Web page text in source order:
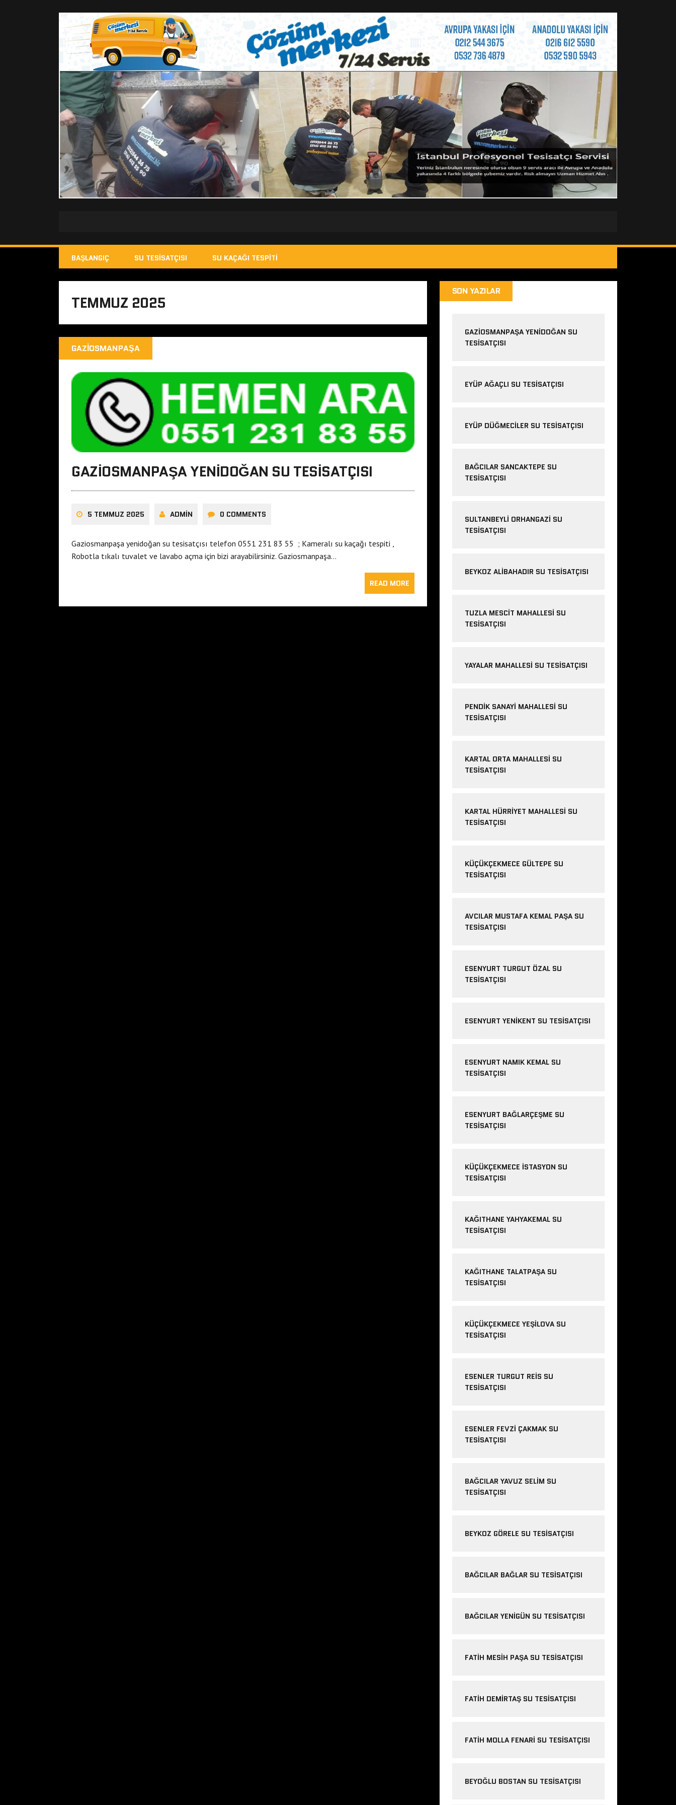
BAŞLANGIÇ SU TESISATÇISI SU KAÇAĞI TESPITI
TEMMUZ 2025
GAZIOSMANPAŞA
GAZIOSMANPAŞA YENIDOĞAN SU TESISATÇISI
5 TEMMUZ 2025 ADMIN 0 COMMENTS
Gaziosmanpaşa yenidoğan su tesisatçısı telefon 0551 231 83 55 ; Kameralı su kaçağı tespiti ,
Robotla tıkalı tuvalet ve lavabo açma için bizi arayabilirsiniz. Gaziosmanpaşa…
READ MORE
SON YAZILAR
GAZIOSMANPAŞA YENIDOĞAN SU
TESISATÇISI
EYÜP AĞAÇLI SU TESISATÇISI
EYÜP DÜĞMECILER SU TESISATÇISI
BAĞCILAR SANCAKTEPE SU
TESISATÇISI
SULTANBEYLI ORHANGAZI SU
TESISATÇISI
BEYKOZ ALIBAHADIR SU TESISATÇISI
TUZLA MESCIT MAHALLESI SU
TESISATÇISI
YAYALAR MAHALLESI SU TESISATÇISI
PENDIK SANAYI MAHALLESI SU
TESISATÇISI
KARTAL ORTA MAHALLESI SU
TESISATÇISI
KARTAL HÜRRIYET MAHALLESI SU
TESISATÇISI
KÜÇÜKÇEKMECE GÜLTEPE SU
TESISATÇISI
AVCILAR MUSTAFA KEMAL PAŞA SU
TESISATÇISI
ESENYURT TURGUT ÖZAL SU
TESISATÇISI
ESENYURT YENIKENT SU TESISATÇISI
ESENYURT NAMIK KEMAL SU
TESISATÇISI
ESENYURT BAĞLARÇEŞME SU
TESISATÇISI
KÜÇÜKÇEKMECE ISTASYON SU
TESISATÇISI
KAĞITHANE YAHYAKEMAL SU
TESISATÇISI
KAĞITHANE TALATPAŞA SU
TESISATÇISI
KÜÇÜKÇEKMECE YEŞILOVA SU
TESISATÇISI
ESENLER TURGUT REIS SU
TESISATÇISI
ESENLER FEVZI ÇAKMAK SU
TESISATÇISI
BAĞCILAR YAVUZ SELIM SU
TESISATÇISI
BEYKOZ GÖRELE SU TESISATÇISI
BAĞCILAR BAĞLAR SU TESISATÇISI
BAĞCILAR YENIGÜN SU TESISATÇISI
FATIH MESIH PAŞA SU TESISATÇISI
FATIH DEMIRTAŞ SU TESISATÇISI
FATIH MOLLA FENARI SU TESISATÇISI
BEYOĞLU BOSTAN SU TESISATÇISI